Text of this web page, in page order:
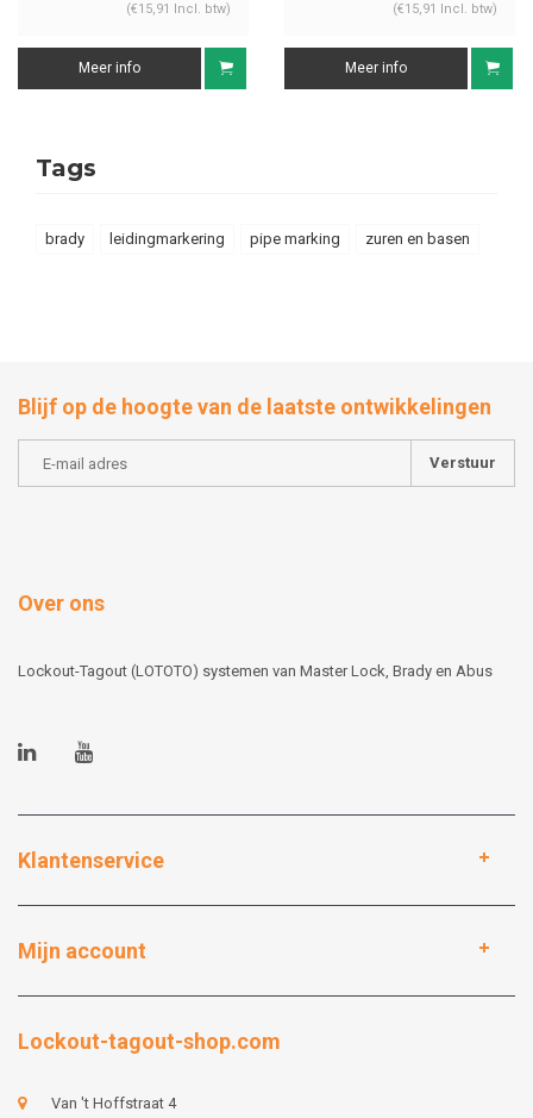
(€15,91 Incl. btw)
Meer info
(€15,91 Incl. btw)
Meer info
Tags
brady leidingmarkering pipe marking zuren en basen
Blijf op de hoogte van de laatste ontwikkelingen
Verstuur
Over ons
Lockout-Tagout (LOTOTO) systemen van Master Lock, Brady en Abus
Klantenservice
Mijn account
Lockout-tagout-shop.com
Van 't Hoffstraat 4